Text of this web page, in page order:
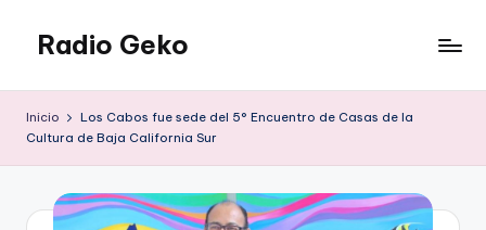
Saltar
contenido
Radio Geko
Inicio
Los Cabos fue sede del 5° Encuentro de Casas de la
Cultura de Baja California Sur